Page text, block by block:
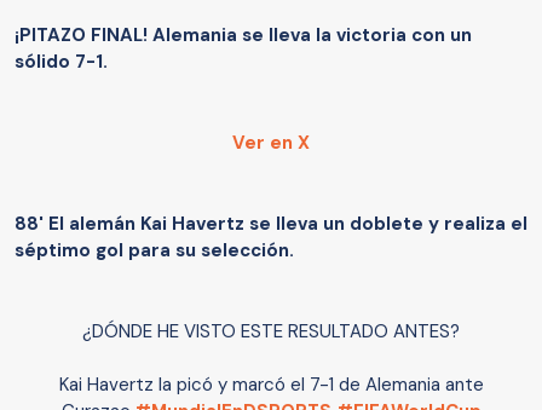
¡PITAZO FINAL! Alemania se lleva la victoria con un
sólido 7-1.
Ver en X
88' El alemán Kai Havertz se lleva un doblete y realiza el
séptimo gol para su selección.
¿DÓNDE HE VISTO ESTE RESULTADO ANTES?
Kai Havertz la picó y marcó el 7-1 de Alemania ante